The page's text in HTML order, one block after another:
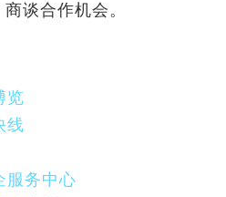
谈合作机会。
览
线
服务中心